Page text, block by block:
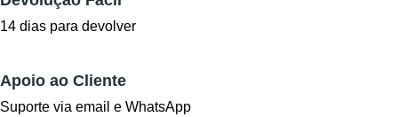
14 dias para devolver
Apoio ao Cliente
Suporte via email e WhatsApp